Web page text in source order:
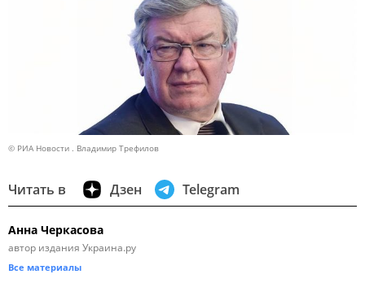
© РИА Новости . Владимир Трефилов
Читать в Дзен Telegram
Анна Черкасова
автор издания Украина.ру
Все материалы